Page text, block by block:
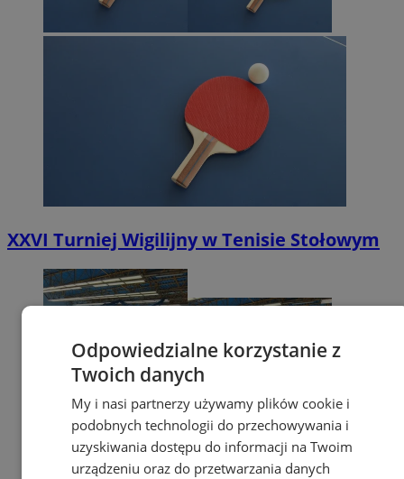
XXVI Turniej Wigilijny w Tenisie Stołowym
Odpowiedzialne korzystanie z
Twoich danych
My i nasi partnerzy używamy plików cookie i
podobnych technologii do przechowywania i
uzyskiwania dostępu do informacji na Twoim
urządzeniu oraz do przetwarzania danych